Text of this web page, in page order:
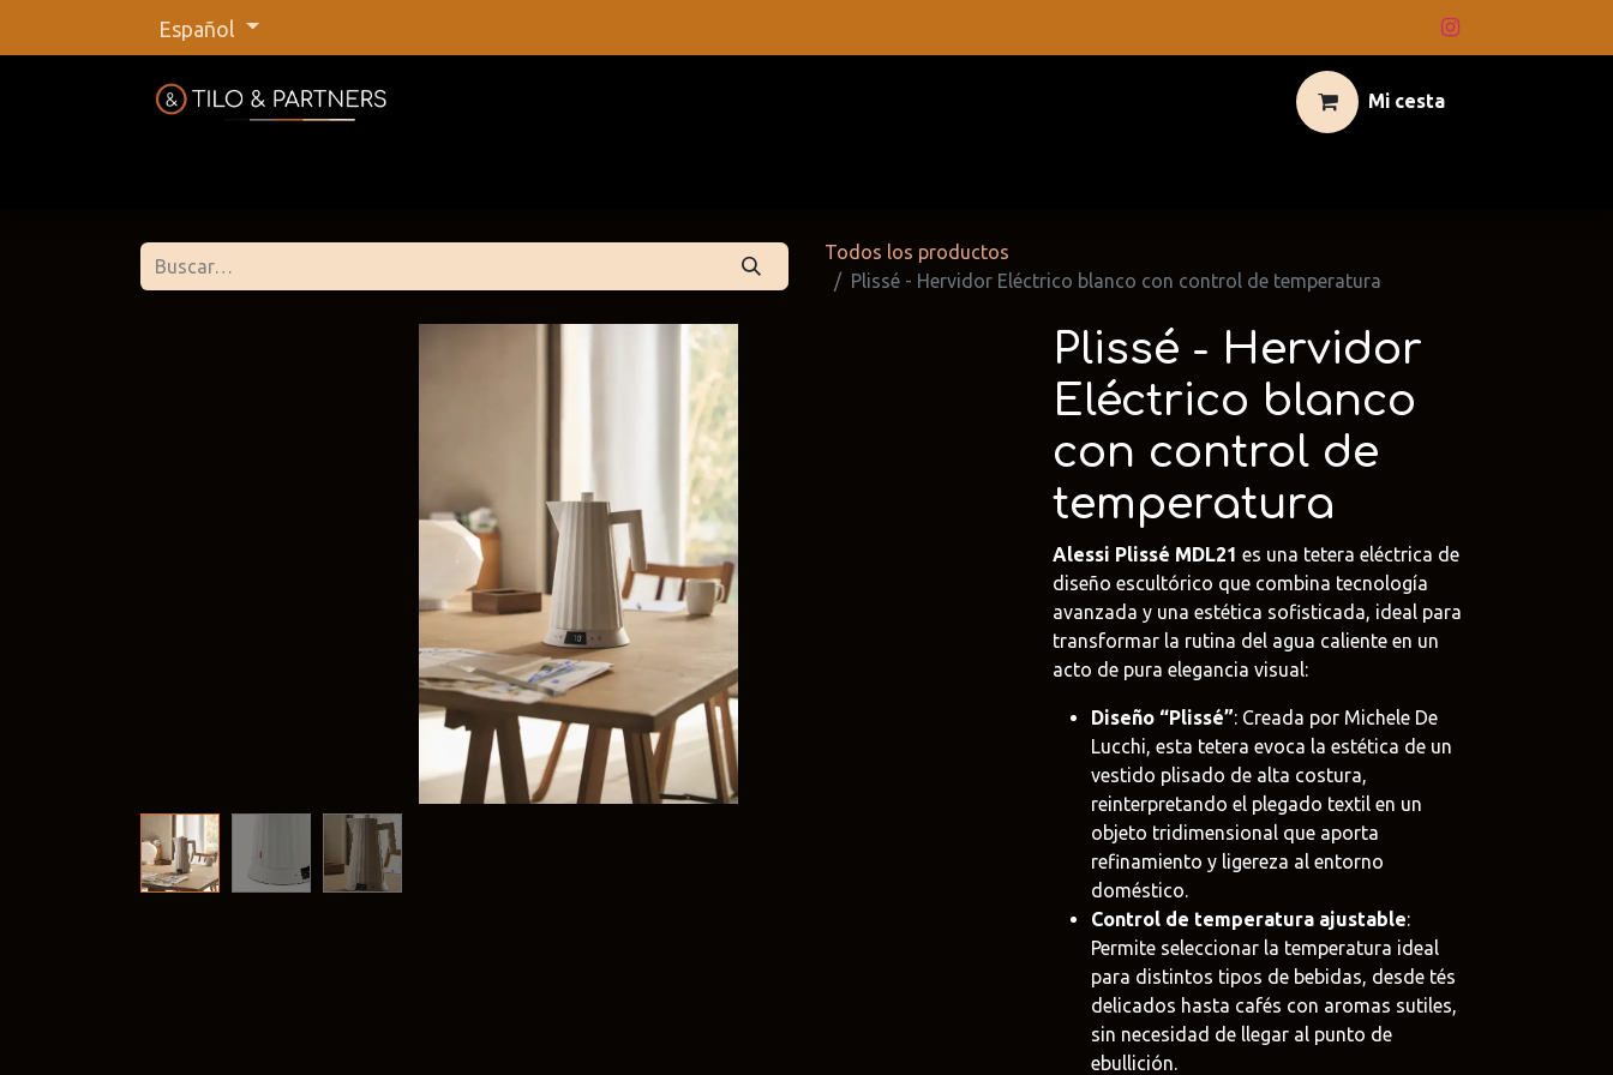
Español
Mi cesta
Todos los productos
Plissé - Hervidor Eléctrico blanco con control de temperatura
Plissé - Hervidor
Eléctrico blanco
con control de
temperatura
Alessi Plissé MDL21 es una tetera eléctrica de
diseño escultórico que combina tecnología
avanzada y una estética sofisticada, ideal para
transformar la rutina del agua caliente en un
acto de pura elegancia visual:
Diseño “Plissé”: Creada por Michele De
Lucchi, esta tetera evoca la estética de un
vestido plisado de alta costura,
reinterpretando el plegado textil en un
objeto tridimensional que aporta
refinamiento y ligereza al entorno
doméstico.
Control de temperatura ajustable:
Permite seleccionar la temperatura ideal
para distintos tipos de bebidas, desde tés
delicados hasta cafés con aromas sutiles,
sin necesidad de llegar al punto de
ebullición.
Tilo & Partners
@tiloandpartners
Cattelan Italia
Duravit
Fima Carlo Frattini
@fima.uruguay
Adriani e Rossi
@adrianierossi
Rubio Monocoat
Linie Design
@linie.uy
Pianca
@piancauy